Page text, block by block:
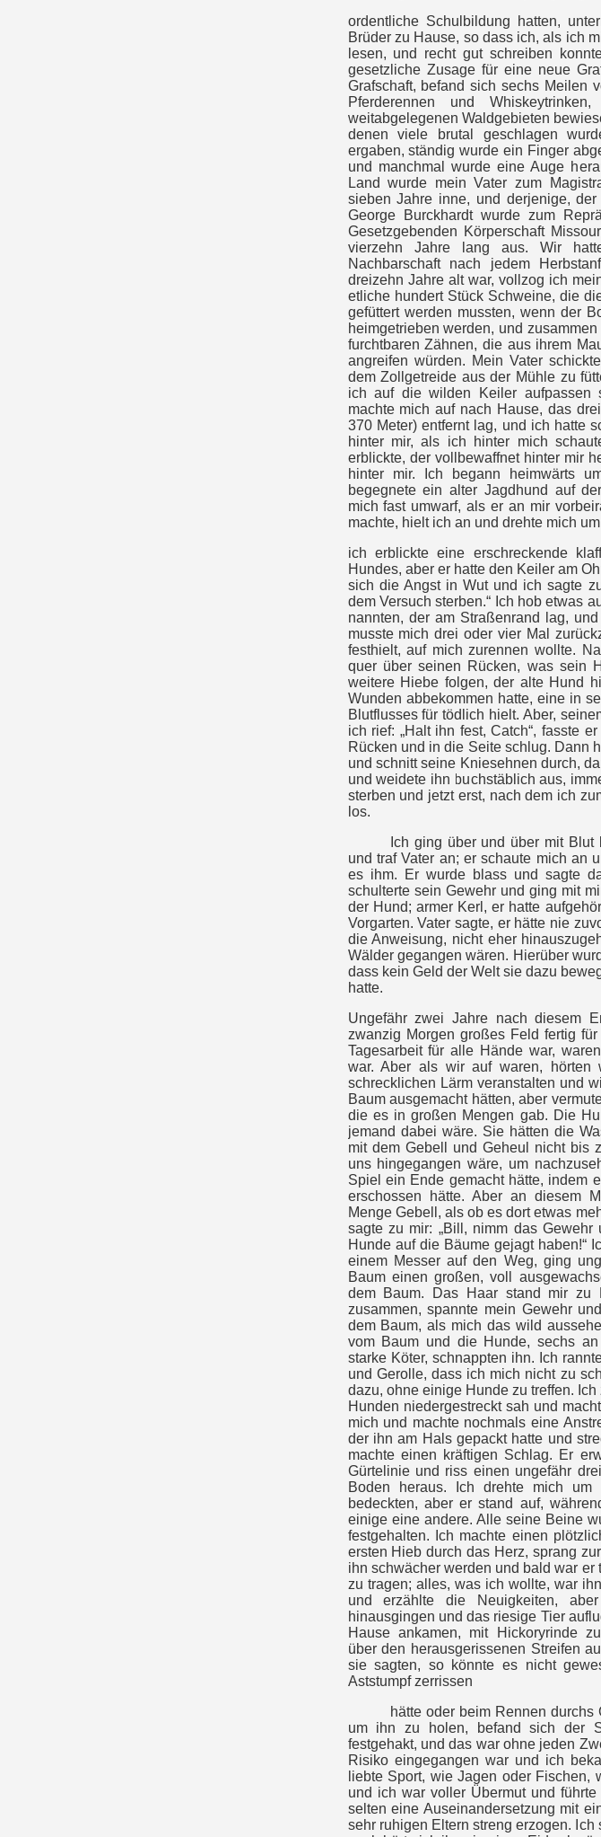
ordentliche Schulbildung hatten,
Brüder zu Hause, so dass ich, als ich
lesen, und recht gut schreiben
gesetzliche Zusage für eine neue
Grafschaft, befand sich sechs Meilen
Pferderennen und
weitabgelegenen Waldgebieten
denen viele brutal geschlagen
ergaben, ständig wurde ein Finger
und manchmal wurde eine Auge
Land wurde mein Vater zum
sieben Jahre inne, und derjenige,
George Burckhardt wurde zum
Gesetzgebenden Körperschaft
vierzehn Jahre lang aus. Wir
Nachbarschaft nach jedem
dreizehn Jahre alt war, vollzog ich
etliche hundert Stück Schweine, die
gefüttert werden mussten, wenn der
heimgetrieben werden, und
furchtbaren Zähnen, die aus ihrem
angreifen würden. Mein Vater
dem Zollgetreide aus der Mühle zu
ich auf die wilden Keiler aufpassen
machte mich auf nach Hause, das
370 Meter) entfernt lag, und ich hatte
hinter mir, als ich hinter mich
erblickte, der vollbewaffnet hinter mir
hinter mir. Ich begann heimwärts
begegnete ein alter Jagdhund auf
mich fast umwarf, als er an mir
machte, hielt ich an und drehte mich
ich erblickte eine erschreckende
Hundes, aber er hatte den Keiler am
sich die Angst in Wut und ich sagte
dem Versuch sterben.“ Ich hob etwas
nannten, der am Straßenrand lag,
musste mich drei oder vier Mal
festhielt, auf mich zurennen wollte.
quer über seinen Rücken, was sein
weitere Hiebe folgen, der alte Hund
Wunden abbekommen hatte, eine in
Blutflusses für tödlich hielt. Aber,
ich rief: „Halt ihn fest, Catch“, fasste
Rücken und in die Seite schlug. Dann
und schnitt seine Kniesehnen durch,
und weidete ihn buchstäblich aus,
sterben und jetzt erst, nach dem ich
los.
Ich ging über und über mit
und traf Vater an; er schaute mich an
es ihm. Er wurde blass und sagte
schulterte sein Gewehr und ging mit
der Hund; armer Kerl, er hatte
Vorgarten. Vater sagte, er hätte nie
die Anweisung, nicht eher
Wälder gegangen wären. Hierüber
dass kein Geld der Welt sie dazu
hatte.
Ungefähr zwei Jahre nach diesem
zwanzig Morgen großes Feld fertig
Tagesarbeit für alle Hände war,
war. Aber als wir auf waren, hörten
schrecklichen Lärm veranstalten und
Baum ausgemacht hätten, aber
die es in großen Mengen gab. Die
jemand dabei wäre. Sie hätten die
mit dem Gebell und Geheul nicht bis
uns hingegangen wäre, um
Spiel ein Ende gemacht hätte, indem
erschossen hätte. Aber an diesem
Menge Gebell, als ob es dort etwas
sagte zu mir: „Bill, nimm das
Hunde auf die Bäume gejagt haben!“
einem Messer auf den Weg, ging
Baum einen großen, voll
dem Baum. Das Haar stand mir zu
zusammen, spannte mein Gewehr
dem Baum, als mich das wild
vom Baum und die Hunde, sechs
starke Köter, schnappten ihn. Ich
und Gerolle, dass ich mich nicht zu
dazu, ohne einige Hunde zu treffen.
Hunden niedergestreckt sah und
mich und machte nochmals eine
der ihn am Hals gepackt hatte und
machte einen kräftigen Schlag. Er
Gürtelinie und riss einen ungefähr
Boden heraus. Ich drehte mich
bedeckten, aber er stand auf,
einige eine andere. Alle seine Beine
festgehalten. Ich machte einen
ersten Hieb durch das Herz, sprang
ihn schwächer werden und bald war er
zu tragen; alles, was ich wollte, war
und erzählte die Neuigkeiten,
hinausgingen und das riesige Tier
Hause ankamen, mit Hickoryrinde
über den herausgerissenen Streifen
sie sagten, so könnte es nicht
Aststumpf zerrissen
hätte oder beim Rennen
um ihn zu holen, befand sich der
festgehakt, und das war ohne jeden
Risiko eingegangen war und ich
liebte Sport, wie Jagen oder
und ich war voller Übermut und
selten eine Auseinandersetzung mit
sehr ruhigen Eltern streng erzogen.